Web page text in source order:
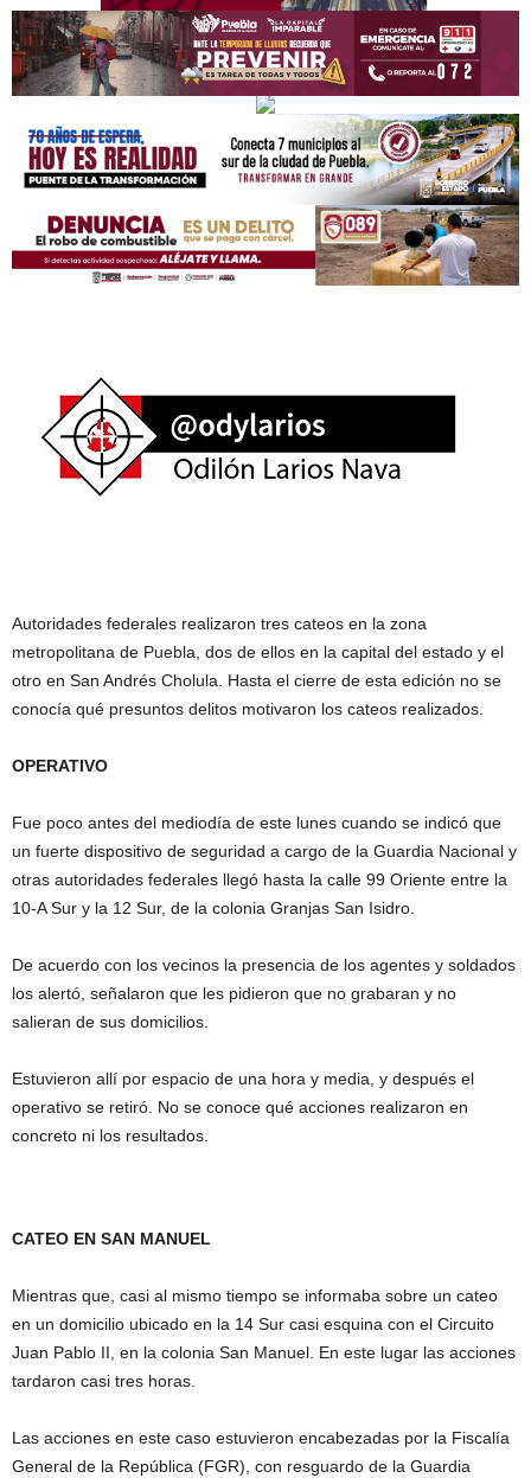
Autoridades federales realizaron tres cateos en la zona
metropolitana de Puebla, dos de ellos en la capital del estado y el
otro en San Andrés Cholula. Hasta el cierre de esta edición no se
conocía qué presuntos delitos motivaron los cateos realizados.
OPERATIVO
Fue poco antes del mediodía de este lunes cuando se indicó que
un fuerte dispositivo de seguridad a cargo de la Guardia Nacional y
otras autoridades federales llegó hasta la calle 99 Oriente entre la
10-A Sur y la 12 Sur, de la colonia Granjas San Isidro.
De acuerdo con los vecinos la presencia de los agentes y soldados
los alertó, señalaron que les pidieron que no grabaran y no
salieran de sus domicilios.
Estuvieron allí por espacio de una hora y media, y después el
operativo se retiró. No se conoce qué acciones realizaron en
concreto ni los resultados.
CATEO EN SAN MANUEL
Mientras que, casi al mismo tiempo se informaba sobre un cateo
en un domicilio ubicado en la 14 Sur casi esquina con el Circuito
Juan Pablo II, en la colonia San Manuel. En este lugar las acciones
tardaron casi tres horas.
Las acciones en este caso estuvieron encabezadas por la Fiscalía
General de la República (FGR), con resguardo de la Guardia